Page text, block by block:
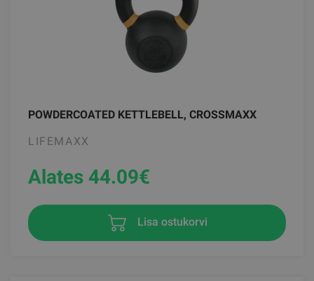
POWDERCOATED KETTLEBELL, CROSSMAXX
LIFEMAXX
Alates 44.09€
Lisa ostukorvi